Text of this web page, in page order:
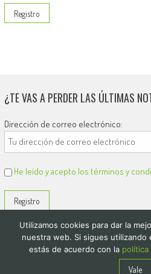
¿TE VAS A PERDER LAS ÚLTIMAS
Dirección de correo electrónico:
He leído y acepto los términos y
El Diario
Utilizamos cookies para dar la
nuestra web. Si sigues utilizando
estás de acuerdo con la política
Vale